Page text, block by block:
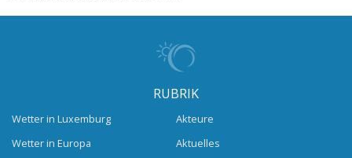
RUBRIK
Wetter in Luxemburg
Wetter in Europa
Akteure
Aktuelles